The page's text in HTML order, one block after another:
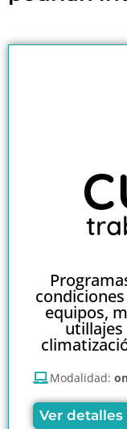
equipos,
utillajes
Modalidad:
Ver